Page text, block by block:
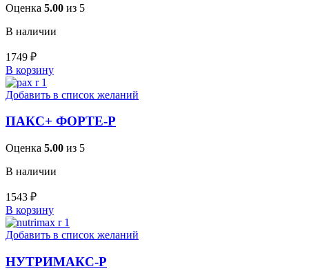
Оценка 5.00 из 5
В наличии
1749 ₽
В корзину
Добавить в список желаний
ПАКС+ ФОРТЕ-Р
Оценка 5.00 из 5
В наличии
1543 ₽
В корзину
Добавить в список желаний
НУТРИМАКС-Р